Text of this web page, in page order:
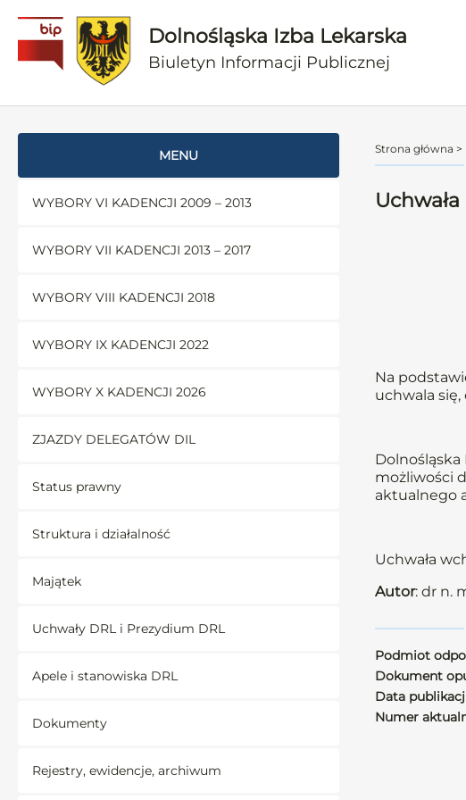
Dolnośląska Izba Lekarska
Biuletyn Informacji Publicznej
MENU
WYBORY VI KADENCJI 2009 – 2013
WYBORY VII KADENCJI 2013 – 2017
WYBORY VIII KADENCJI 2018
WYBORY IX KADENCJI 2022
WYBORY X KADENCJI 2026
ZJAZDY DELEGATÓW DIL
Status prawny
Struktura i działalność
Majątek
Uchwały DRL i Prezydium DRL
Apele i stanowiska DRL
Dokumenty
Rejestry, ewidencje, archiwum
Strona główna >
Na
uchwala
Dolnośląska
możliwości
aktualnego
Uchwała
Autor: dr n.
Podmiot
Dokument
Data
Numer